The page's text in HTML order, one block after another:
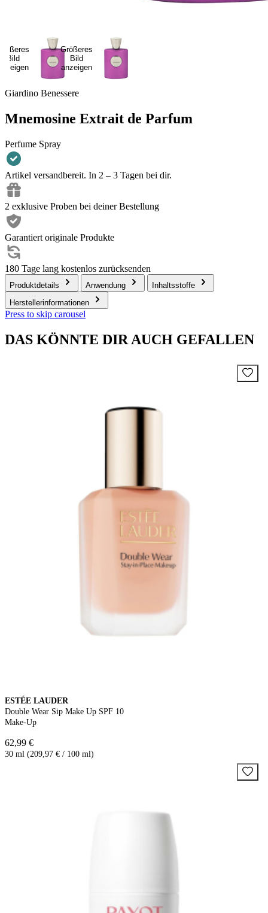
Bild
Größeres
Bild
anzeigen
Giardino Benessere
Mnemosine Extrait de Parfum
Perfume Spray
Artikel versandbereit. In 2 – 3 Tagen bei dir.
2 exklusive Proben bei deiner Bestellung
Garantiert originale Produkte
180 Tage lang kostenlos zurücksenden
Produktdetails Anwendung
Inhaltsstoffe
Herstellerinformationen
Press to skip carousel
DAS KÖNNTE DIR AUCH GEFALLEN
ESTÉE LAUDER
Double Wear Sip Make Up SPF 10
Make-Up
62,99 €
30 ml (209,97 € / 100 ml)